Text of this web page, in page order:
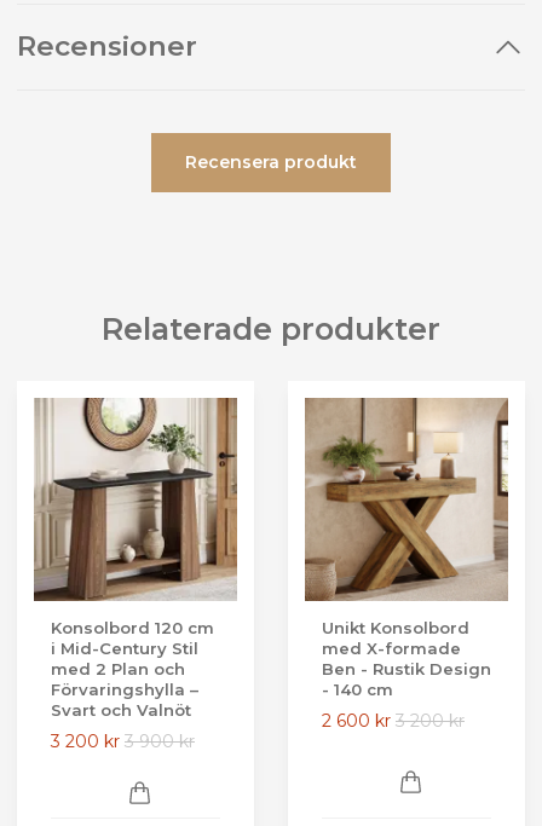
Recensioner
Recensera produkt
Relaterade produkter
Konsolbord 120 cm
i Mid-Century Stil
med 2 Plan och
Förvaringshylla –
Svart och Valnöt
3 200 kr 3 900 kr
Unikt Konsolbord
med X-formade
Ben - Rustik Design
- 140 cm
2 600 kr 3 200 kr